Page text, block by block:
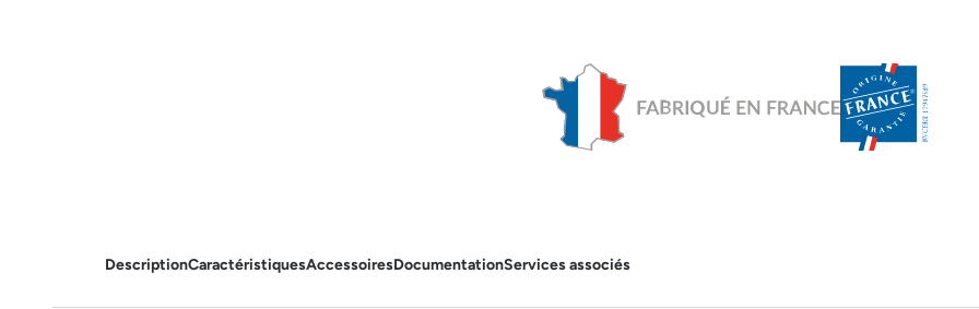
DescriptionCaractéristiquesAccessoiresDocumentationServices associés